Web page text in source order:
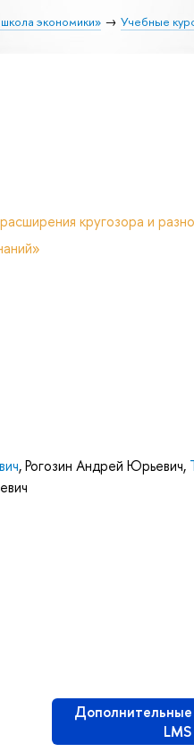
экономики» Учебные
кругозора и
,Рогозин Андрей Юрьевич,
LMS